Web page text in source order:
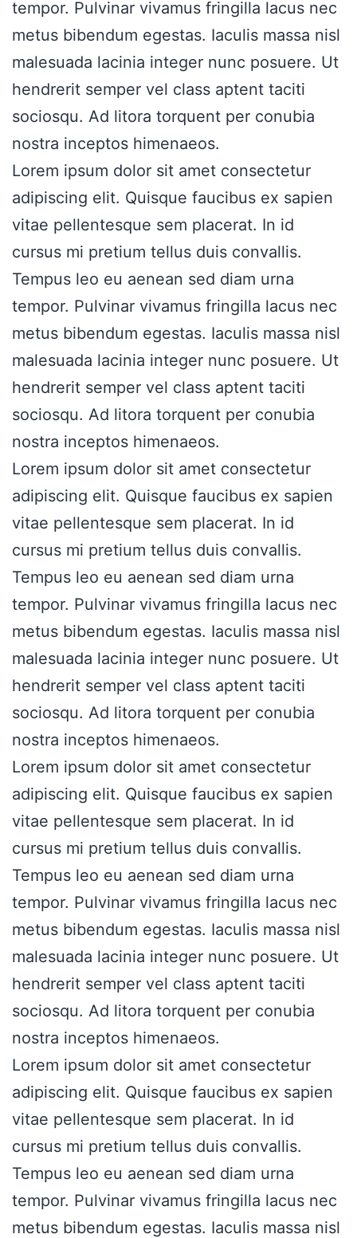
tempor. Pulvinar vivamus fringilla lacus nec
metus bibendum egestas. Iaculis massa nisl
malesuada lacinia integer nunc posuere. Ut
hendrerit semper vel class aptent taciti
sociosqu. Ad litora torquent per conubia
nostra inceptos himenaeos.
Lorem ipsum dolor sit amet consectetur
adipiscing elit. Quisque faucibus ex sapien
vitae pellentesque sem placerat. In id
cursus mi pretium tellus duis convallis.
Tempus leo eu aenean sed diam urna
tempor. Pulvinar vivamus fringilla lacus nec
metus bibendum egestas. Iaculis massa nisl
malesuada lacinia integer nunc posuere. Ut
hendrerit semper vel class aptent taciti
sociosqu. Ad litora torquent per conubia
nostra inceptos himenaeos.
Lorem ipsum dolor sit amet consectetur
adipiscing elit. Quisque faucibus ex sapien
vitae pellentesque sem placerat. In id
cursus mi pretium tellus duis convallis.
Tempus leo eu aenean sed diam urna
tempor. Pulvinar vivamus fringilla lacus nec
metus bibendum egestas. Iaculis massa nisl
malesuada lacinia integer nunc posuere. Ut
hendrerit semper vel class aptent taciti
sociosqu. Ad litora torquent per conubia
nostra inceptos himenaeos.
Lorem ipsum dolor sit amet consectetur
adipiscing elit. Quisque faucibus ex sapien
vitae pellentesque sem placerat. In id
cursus mi pretium tellus duis convallis.
Tempus leo eu aenean sed diam urna
tempor. Pulvinar vivamus fringilla lacus nec
metus bibendum egestas. Iaculis massa nisl
malesuada lacinia integer nunc posuere. Ut
hendrerit semper vel class aptent taciti
sociosqu. Ad litora torquent per conubia
nostra inceptos himenaeos.
Lorem ipsum dolor sit amet consectetur
adipiscing elit. Quisque faucibus ex sapien
vitae pellentesque sem placerat. In id
cursus mi pretium tellus duis convallis.
Tempus leo eu aenean sed diam urna
tempor. Pulvinar vivamus fringilla lacus nec
metus bibendum egestas. Iaculis massa nisl